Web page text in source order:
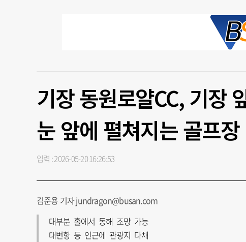
기장 동원로얄CC, 기장
눈 앞에 펼쳐지는 골프장
입력 : 2026-05-20 16:26:53
김준용 기자 jundragon@busan.com
대부분 홀에서 동해 조망 가능
대변항 등 인근에 관광지 다채